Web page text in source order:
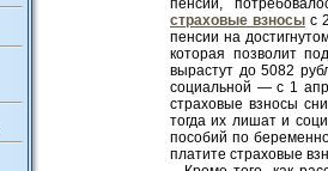
пенсий,
страховые взносыс
пенсии на
которая позволит
вырастут до 5082
социальной — с 1
страховые взносы
тогда их лишат и
пособий по
платите страховые